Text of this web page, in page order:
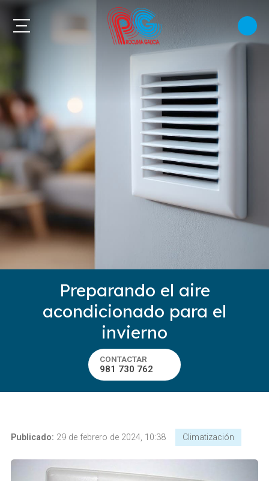
Preparando el aire
acondicionado para el
invierno
CONTACTAR
981 730 762
Publicado: 29 de febrero de 2024, 10:38 Climatización